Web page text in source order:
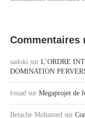
Commentaires
sadoki sur L’ORDRE
DOMINATION
fouad sur Megaprojet de
Betache Mohamed sur